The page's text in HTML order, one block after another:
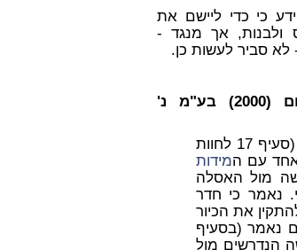
כי כדי ליישם את
ולבנות, אך מנגד -
סביר לעשות כן.
עדן לבונה – בנין השקעות וייזום (2000) בע"מ נ'
מטעם המשיבים, צוין (סעיף 17 לחוות
אחד עם המידות
מול האסלה
נאמר כי חדר
את הכיור
נאמר (בסעיף
הנדרשים מול